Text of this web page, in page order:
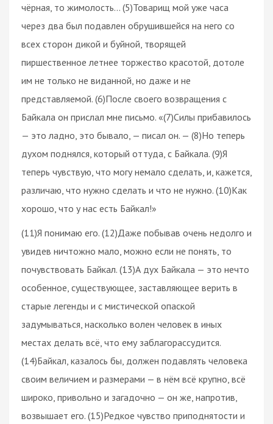
чёрная, то жимолость… (5)Товарищ мой уже часа
через два был подавлен обрушившейся на него со
всех сторон дикой и буйной, творящей
пиршественное летнее торжество красотой, дотоле
им не только не виданной, но даже и не
представляемой. (6)После своего возвращения с
Байкала он прислал мне письмо. «(7)Силы прибавилось
— это ладно, это бывало, — писал он. — (8)Но теперь
духом поднялся, который оттуда, с Байкала. (9)Я
теперь чувствую, что могу немало сделать, и, кажется,
различаю, что нужно сделать и что не нужно. (10)Как
хорошо, что у нас есть Байкал!»
(11)Я понимаю его. (12)Даже побывав очень недолго и
увидев ничтожно мало, можно если не понять, то
почувствовать Байкал. (13)А дух Байкала — это нечто
особенное, существующее, заставляющее верить в
старые легенды и с мистической опаской
задумываться, насколько волен человек в иных
местах делать всё, что ему заблагорассудится.
(14)Байкал, казалось бы, должен подавлять человека
своим величием и размерами — в нём всё крупно, всё
широко, привольно и загадочно — он же, напротив,
возвышает его. (15)Редкое чувство приподнятости и